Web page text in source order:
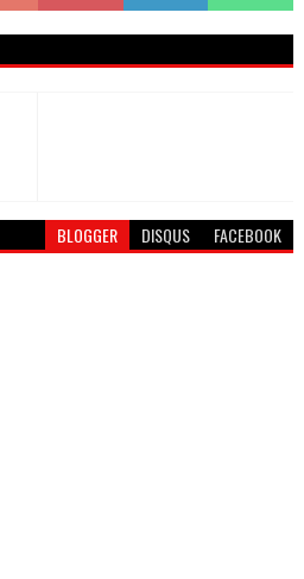
BLOGGER DISQUS FACEBOOK